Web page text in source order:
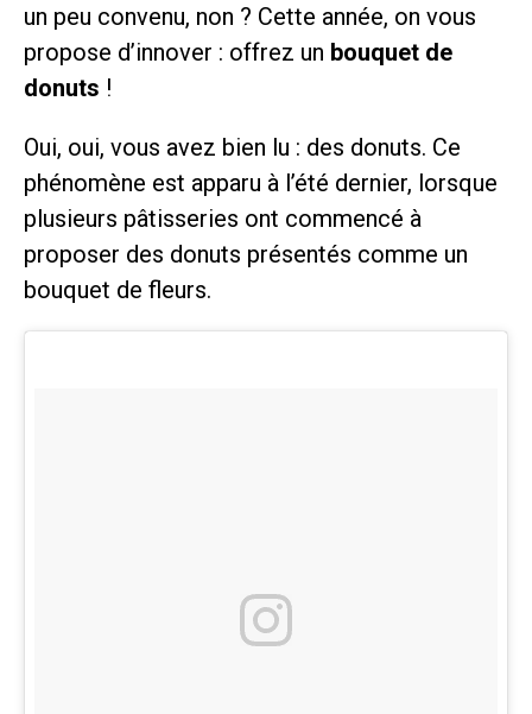
un peu convenu, non ? Cette année, on vous
propose d’innover : offrez un bouquet de
donuts !
Oui, oui, vous avez bien lu : des donuts. Ce
phénomène est apparu à l’été dernier, lorsque
plusieurs pâtisseries ont commencé à
proposer des donuts présentés comme un
bouquet de fleurs.